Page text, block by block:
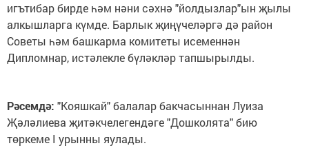
игътибар бирде һәм нәни сәхнә "йолдызлар"ын җылы
алкышларга күмде. Барлык җиңүчеләргә дә район
Советы һәм башкарма комитеты исеменнән
Дипломнар, истәлекле бүләкләр тапшырылды.
Рәсемдә: "Кояшкай" балалар бакчасыннан Луиза
Җәләлиева җитәкчелегендәге "Дошколята" бию
төркеме I урынны яулады.